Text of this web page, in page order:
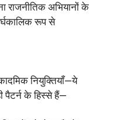
राजनीतिक अभियानों के
रूप से
नियुक्तियाँ—ये
पैटर्न के हिस्से हैं—